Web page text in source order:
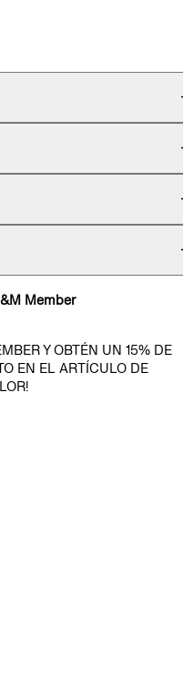
Member
Y OBTÉN UN 15% DE
EN EL ARTÍCULO DE